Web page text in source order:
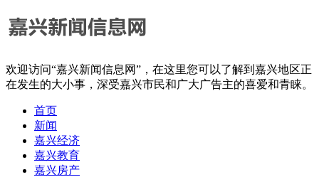
欢迎访问“嘉兴新闻信息网”，在这里您可以了解到嘉兴地区正
在发生的大小事，深受嘉兴市民和广大广告主的喜爱和青睐。
首页
新闻
嘉兴经济
嘉兴教育
嘉兴房产